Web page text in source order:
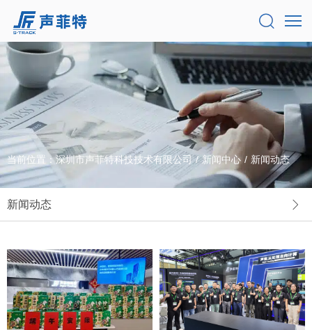
当前位置：深圳市声菲特科技技术有限公司 / 新闻中心 / 新闻动态
新闻动态